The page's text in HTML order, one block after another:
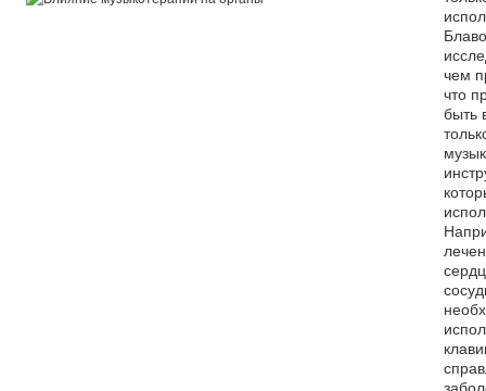
чем
что
быть